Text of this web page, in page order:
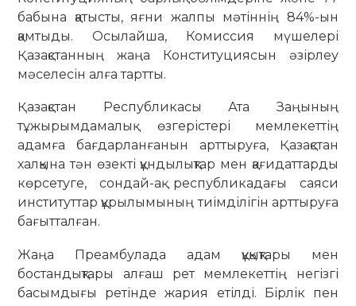
бабына қатысты, яғни жалпы мәтіннің 84%-ын
қамтыды. Осылайша, Комиссия мүшелері
Қазақстанның жаңа Конституциясын әзірлеу
мәселесін алға тартты.
Қазақстан Республикасы Ата Заңының
тұжырымдамалық өзгерістері мемлекеттің
адамға бағдарланғанын арттыруға, Қазақстан
халқына тән өзекті құндылықтар мен қағидаттарды
көрсетуге, сондай-ақ республикадағы саяси
институттар құрылымының тиімділігін арттыруға
бағытталған.
Жаңа Преамбулада адам құқықтары мен
бостандықтары алғаш рет мемлекеттің негізгі
басымдығы ретінде жария етілді. Бірлік пен